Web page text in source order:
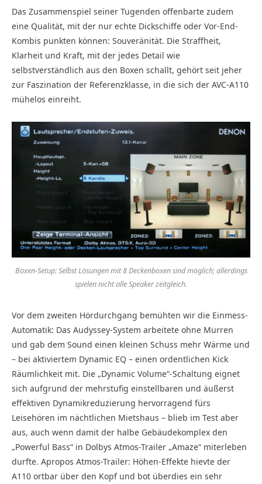
Das Zusammenspiel seiner Tugenden offenbarte zudem
eine Qualität, mit der nur echte Dickschiffe oder Vor-End-
Kombis punkten können: Souveränität. Die Straffheit,
Klarheit und Kraft, mit der jedes Detail wie
selbstverständlich aus den Boxen schallt, gehört seit jeher
zur Faszination der Referenzklasse, in die sich der AVC-A110
mühelos einreiht.
Boxen-Setup: Selbst Lösungen mit 8 Deckenboxen sind möglich; allerdings
spielen nicht alle Speaker zeitgleich.
Vor dem zweiten Hördurchgang bemühten wir die Einmess-
Automatik: Das Audyssey-System arbeitete ohne Murren
und gab dem Sound einen kleinen Schuss mehr Wärme und
– bei aktiviertem Dynamic EQ – einen ordentlichen Kick
Räumlichkeit mit. Die „Dynamic Volume“-Schaltung eignet
sich aufgrund der mehrstufig einstellbaren und äußerst
effektiven Dynamik­reduzierung hervorragend fürs
Leisehören im nächtlichen Mietshaus – blieb im Test aber
aus, auch wenn damit der halbe Gebäudekomplex den
„Powerful Bass“ in Dolbys Atmos-Trailer „Amaze“ miterleben
durfte. Apropos Atmos-Trailer: Höhen-Effekte hievte der
A110 ortbar über den Kopf und bot überdies ein sehr